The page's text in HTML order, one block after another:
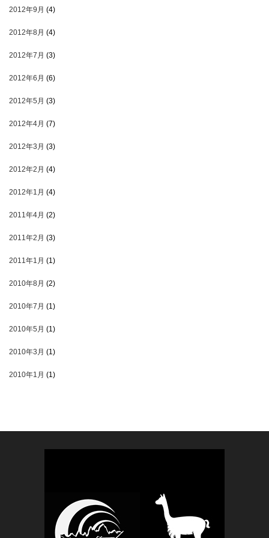
2012年9月 (4)
2012年8月 (4)
2012年7月 (3)
2012年6月 (6)
2012年5月 (3)
2012年4月 (7)
2012年3月 (3)
2012年2月 (4)
2012年1月 (4)
2011年4月 (2)
2011年2月 (3)
2011年1月 (1)
2010年8月 (2)
2010年7月 (1)
2010年5月 (1)
2010年3月 (1)
2010年1月 (1)